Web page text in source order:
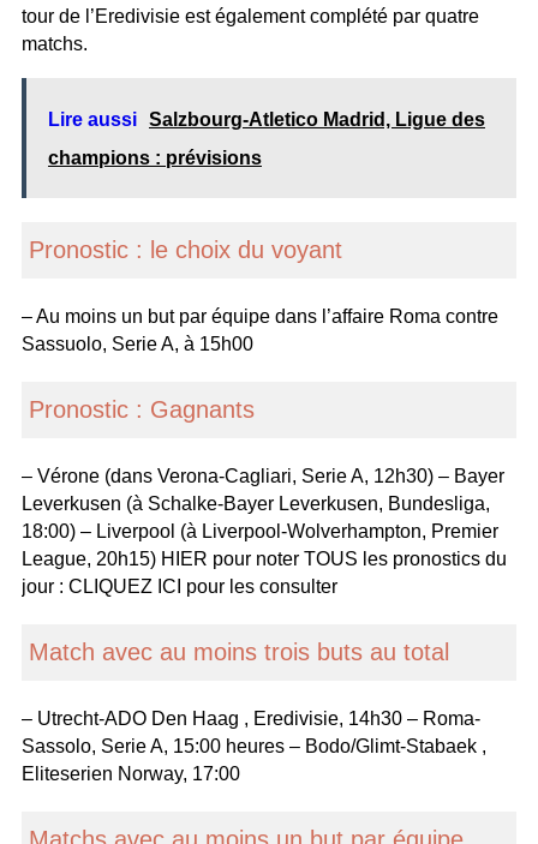
tour de l’Eredivisie est également complété par quatre
matchs.
Lire aussi Salzbourg-Atletico Madrid, Ligue des
champions : prévisions
Pronostic : le choix du voyant
– Au moins un but par équipe dans l’affaire Roma contre
Sassuolo, Serie A, à 15h00
Pronostic : Gagnants
– Vérone (dans Verona-Cagliari, Serie A, 12h30) – Bayer
Leverkusen (à Schalke-Bayer Leverkusen, Bundesliga,
18:00) – Liverpool (à Liverpool-Wolverhampton, Premier
League, 20h15) HIER pour noter TOUS les pronostics du
jour : CLIQUEZ ICI pour les consulter
Match avec au moins trois buts au total
– Utrecht-ADO Den Haag , Eredivisie, 14h30 – Roma-
Sassolo, Serie A, 15:00 heures – Bodo/Glimt-Stabaek ,
Eliteserien Norway, 17:00
Matchs avec au moins un but par équipe